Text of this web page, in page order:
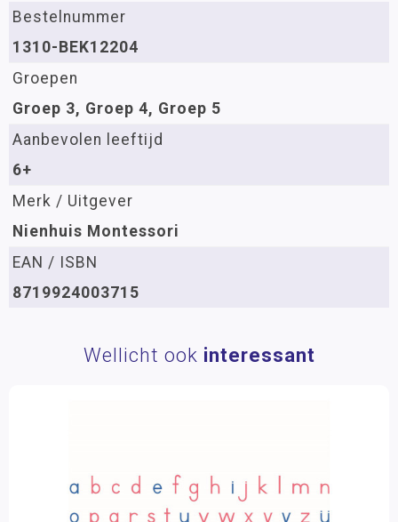
Bestelnummer
1310-BEK12204
Groepen
Groep 3, Groep 4, Groep 5
Aanbevolen leeftijd
6+
Merk / Uitgever
Nienhuis Montessori
EAN / ISBN
8719924003715
Wellicht ook interessant